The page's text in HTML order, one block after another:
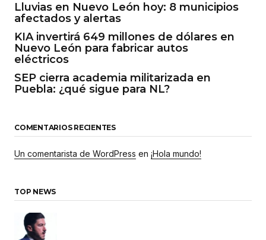
Lluvias en Nuevo León hoy: 8 municipios
afectados y alertas
KIA invertirá 649 millones de dólares en
Nuevo León para fabricar autos
eléctricos
SEP cierra academia militarizada en
Puebla: ¿qué sigue para NL?
COMENTARIOS RECIENTES
Un comentarista de WordPress en ¡Hola mundo!
TOP NEWS